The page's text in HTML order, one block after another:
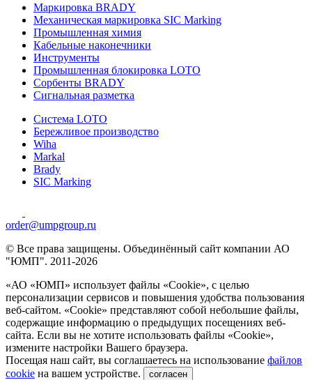
Маркировка BRADY
Механическая маркировка SIC Marking
Промышленная химия
Кабельные наконечники
Инструменты
Промышленная блокировка LOTO
Сорбенты BRADY
Сигнальная разметка
Система LOTO
Бережливое производство
Wiha
Markal
Brady
SIC Marking
order@umpgroup.ru
© Все права защищены. Объединённый сайт компании АО
"ЮМП". 2011-2026
«АО «ЮМП» использует файлы «Сookie», с целью
персонализации сервисов и повышения удобства пользования
веб-сайтом. «Cookie» представляют собой небольшие файлы,
содержащие информацию о предыдущих посещениях веб-
сайта. Если вы не хотите использовать файлы «Сookie»,
измените настройки Вашего браузера.
Посещая наш сайт, вы соглашаетесь на использование файлов
cookie на вашем устройстве. согласен